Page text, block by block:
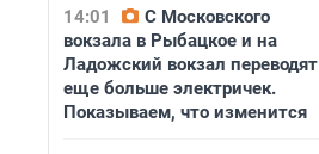
14:01
С Московского
вокзала в Рыбацкое и на
Ладожский вокзал переводят
еще больше электричек.
Показываем, что изменится